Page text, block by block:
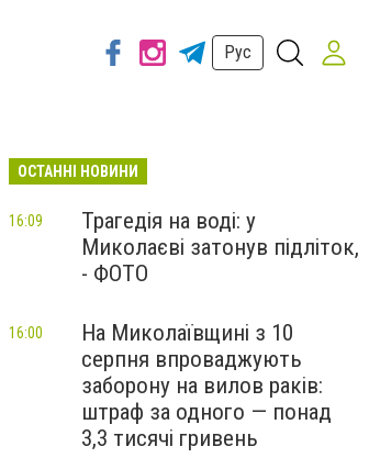
Рус
ОСТАННІ НОВИНИ
Трагедія на воді: у
Миколаєві затонув підліток,
- ФОТО
16:09
На Миколаївщині з 10
серпня впроваджують
заборону на вилов раків:
штраф за одного — понад
3,3 тисячі гривень
16:00